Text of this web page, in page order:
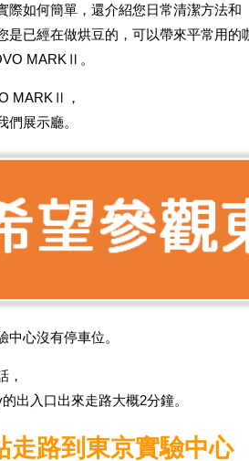
際如何簡單，還介紹您日常清潔方法和
是已經在做烘豆的，可以帶來平常用的
MARKⅡ。
MARKⅡ，
們展示廳。
中心沒有停車位。
，
出入口出來走路大概2分鐘。
走路到東京實驗中心